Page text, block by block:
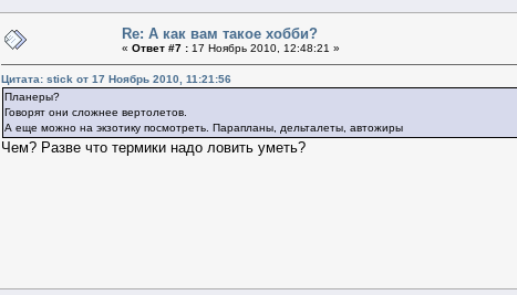
Re: А как вам такое хобби?
« Ответ #7 : 17 Ноябрь 2010, 12:48:21 »
Цитата: stick от 17 Ноябрь 2010, 11:21:56
Планеры?
Говорят они сложнее вертолетов.
А еще можно на экзотику посмотреть. Парапланы, дельталеты, автожиры
Чем? Разве что термики надо ловить уметь?